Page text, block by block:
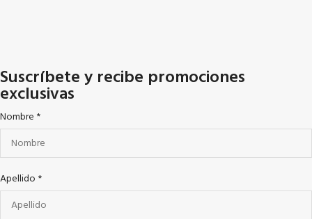
Suscríbete y recibe promociones
exclusivas
Nombre *
Apellido *